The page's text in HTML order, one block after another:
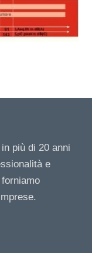
più di 20 anni
e